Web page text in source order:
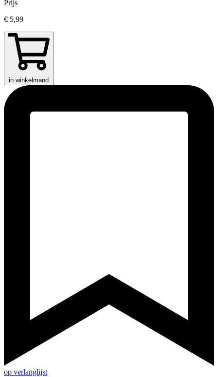
Prijs
€ 5,99
in winkelmand
op verlanglijst